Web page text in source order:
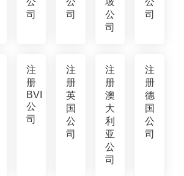
司
司
公
司
司
注
册
BVI
公
司
注
册
英
国
公
司
注
册
澳
大
利
亚
公
司
注
册
德
国
公
司